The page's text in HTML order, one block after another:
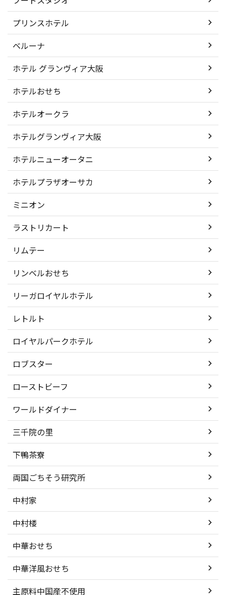
プリンスホテル
ベルーナ
ホテル グランヴィア大阪
ホテルおせち
ホテルオークラ
ホテルグランヴィア大阪
ホテルニューオータニ
ホテルプラザオーサカ
ミニオン
ラストリカート
リムテー
リンベルおせち
リーガロイヤルホテル
レトルト
ロイヤルパークホテル
ロブスター
ローストビーフ
ワールドダイナー
三千院の里
下鴨茶寮
両国ごちそう研究所
中村家
中村楼
中華おせち
中華洋風おせち
主原料中国産不使用